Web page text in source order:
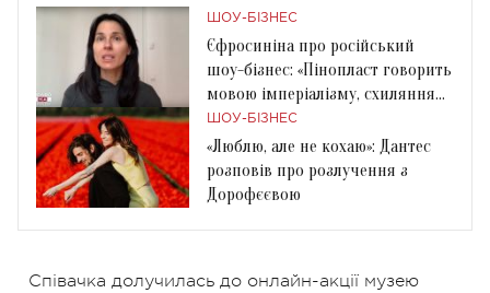
ШОУ-БІЗНЕС
Єфросиніна про російський
шоу-бізнес: «Пінопласт говорить
мовою імперіалізму, схиляння
та рабства»
ШОУ-БІЗНЕС
«Люблю, але не кохаю»: Дантес
розповів про розлучення з
Дорофєєвою
Співачка долучилась до онлайн-акції музею